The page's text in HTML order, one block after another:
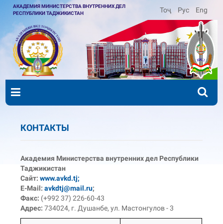
АКАДЕМИЯ МИНИСТЕРСТВА ВНУТРЕННИХ ДЕЛ
РЕСПУБЛИКИ ТАДЖИКИСТАН
Тоҷ Рус Eng
КОНТАКТЫ
Академия Министерства внутренних дел Республики
Таджикистан
Сайт:www.avkd.tj;
E-Mail:avkdtj@mail.ru;
Факс: (+992 37) 226-60-43
Адрес:734024, г. Душанбе, ул. Мастонгулов - 3